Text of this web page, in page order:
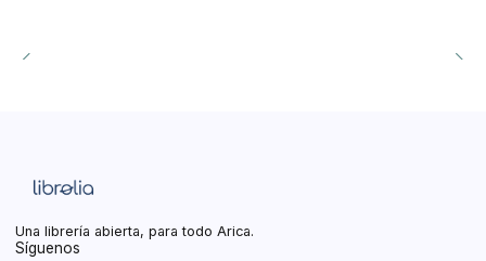
Una librería abierta, para todo Arica.
Síguenos